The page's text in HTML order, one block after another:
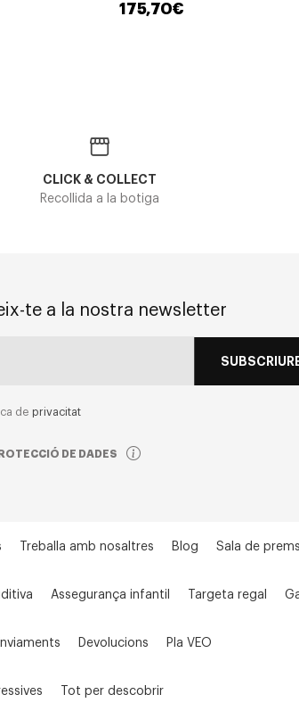
175,70€
CLICK & COLLECT
Recollida a la botiga
te a la nostra newsletter
de privacitat
DE DADES
Treballa amb nosaltres Blog Sala de
Assegurança infantil Targeta regal
Devolucions Pla VEO
Tot per descobrir